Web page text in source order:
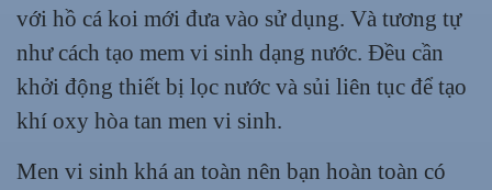
với hồ cá koi mới đưa vào sử dụng. Và tương tự
như cách tạo mem vi sinh dạng nước. Đều cần
khởi động thiết bị lọc nước và sủi liên tục để tạo
khí oxy hòa tan men vi sinh.
Men vi sinh khá an toàn nên bạn hoàn toàn có